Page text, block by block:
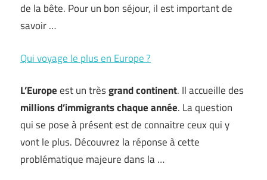
de la bête. Pour un bon séjour, il est important de
savoir …
Qui voyage le plus en Europe ?
L’Europeest un trèsgrand continent. Il accueille des
millions d’immigrants chaque année. La question
qui se pose à présent est de connaitre ceux qui y
vont le plus. Découvrez la réponse à cette
problématique majeure dans la …